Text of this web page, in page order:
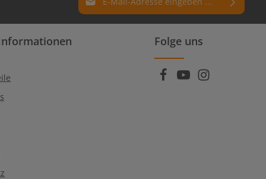
Datenschutz
Datenschutzbestimmungen
gelesen und bin mit ihnen einverstanden.
Die mit einem Stern (*) markierten Felder
Folge uns